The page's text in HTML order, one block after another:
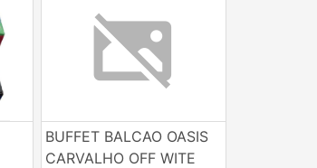
BUFFET BALCAO OASIS
CARVALHO OFF WITE